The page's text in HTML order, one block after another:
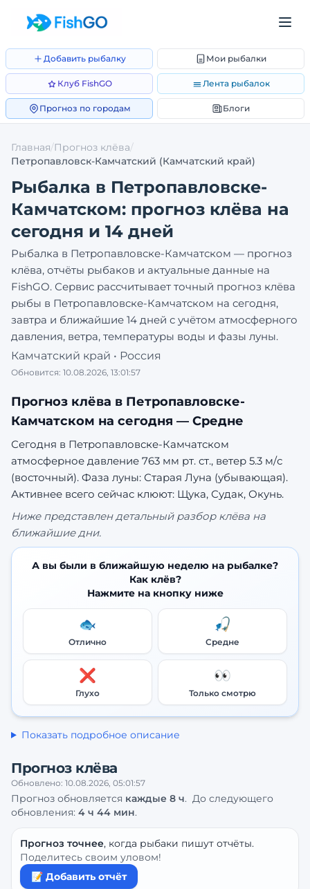
Добавить рыбалку Мои рыбалки
Клуб FishGO Лента рыбалок
Прогноз по городам Блоги
Главная/Прогноз клёва/
Петропавловск-Камчатский (Камчатский край)
Рыбалка в Петропавловске-
Камчатском: прогноз клёва на
сегодня и 14 дней
Рыбалка в Петропавловске-Камчатском — прогноз
клёва, отчёты рыбаков и актуальные данные на
FishGO. Сервис рассчитывает точный прогноз клёва
рыбы в Петропавловске-Камчатском на сегодня,
завтра и ближайшие 14 дней с учётом атмосферного
давления, ветра, температуры воды и фазы луны.
Камчатский край • Россия
Обновится: 10.08.2026, 13:01:57
Прогноз клёва в Петропавловске-
Камчатском на сегодня — Средне
Сегодня в Петропавловске-Камчатском
атмосферное давление 763 мм рт. ст., ветер 5.3 м/с
(восточный). Фаза луны: Старая Луна (убывающая).
Активнее всего сейчас клюют: Щука, Судак, Окунь.
Ниже представлен детальный разбор клёва на
ближайшие дни.
А вы были в ближайшую неделю на рыбалке?
Как клёв?
Нажмите на кнопку ниже
🐟
Отлично
🎣
Средне
❌
Глухо
👀
Только смотрю
Показать подробное описание
Прогноз клёва
Обновлено: 10.08.2026, 05:01:57
Прогноз обновляется каждые 8 ч. До следующего
обновления: 4 ч 44 мин.
Прогноз точнее, когда рыбаки пишут отчёты.
Поделитесь своим уловом!
📝 Добавить отчёт